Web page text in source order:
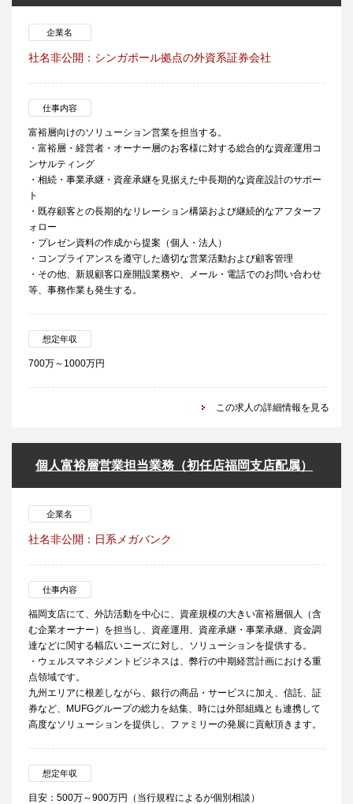
企業名
社名非公開：シンガポール拠点の外資系証券会社
仕事内容
富裕層向けのソリューション営業を担当する。
・富裕層・経営者・オーナー層のお客様に対する総合的な資産運用コ
ンサルティング
・相続・事業承継・資産承継を見据えた中長期的な資産設計のサポー
ト
・既存顧客との長期的なリレーション構築および継続的なアフターフ
ォロー
・プレゼン資料の作成から提案（個人・法人）
・コンプライアンスを遵守した適切な営業活動および顧客管理
・その他、新規顧客口座開設業務や、メール・電話でのお問い合わせ
等、事務作業も発生する。
想定年収
700万～1000万円
この求人の詳細情報を見る
個人富裕層営業担当業務（初任店福岡支店配属）
企業名
社名非公開：日系メガバンク
仕事内容
福岡支店にて、外訪活動を中心に、資産規模の大きい富裕層個人（含
む企業オーナー）を担当し、資産運用、資産承継・事業承継、資金調
達などに関する幅広いニーズに対し、ソリューションを提供する。
・ウェルスマネジメントビジネスは、弊行の中期経営計画における重
点領域です。
九州エリアに根差しながら、銀行の商品・サービスに加え、信託、証
券など、MUFGグループの総力を結集、時には外部組織とも連携して
高度なソリューションを提供し、ファミリーの発展に貢献頂きます。
想定年収
目安：500万～900万円（当行規程によるが個別相談）